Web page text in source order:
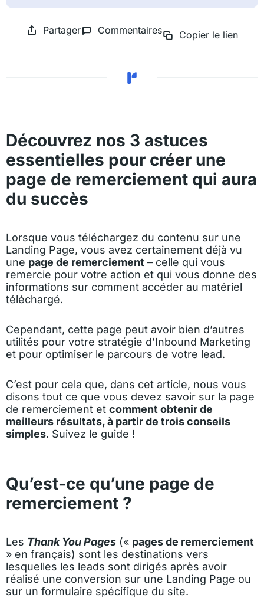
Partager Commentaires Copier le lien
Découvrez nos 3 astuces
essentielles pour créer une
page de remerciement qui aura
du succès
Lorsque vous téléchargez du contenu sur une
Landing Page, vous avez certainement déjà vu
une page de remerciement – celle qui vous
remercie pour votre action et qui vous donne des
informations sur comment accéder au matériel
téléchargé.
Cependant, cette page peut avoir bien d’autres
utilités pour votre stratégie d’Inbound Marketing
et pour optimiser le parcours de votre lead.
C’est pour cela que, dans cet article, nous vous
disons tout ce que vous devez savoir sur la page
de remerciement et comment obtenir de
meilleurs résultats, à partir de trois conseils
simples. Suivez le guide !
Qu’est-ce qu’une page de
remerciement ?
Les Thank You Pages (« pages de remerciement
» en français) sont les destinations vers
lesquelles les leads sont dirigés après avoir
réalisé une conversion sur une Landing Page ou
sur un formulaire spécifique du site.